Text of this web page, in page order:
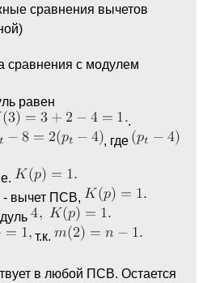
сравнения вычетов
сравнения с модулем
равен
.
, где
- вычет ПСВ,
т.к.
в любой ПСВ. Остается